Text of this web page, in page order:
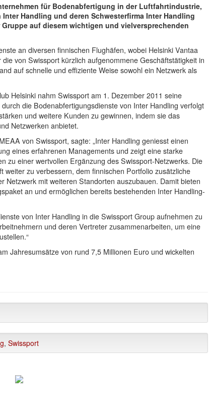
für Bodenabfertigung in der Luftfahrtindustrie,
Handling und deren Schwesterfirma Inter Handling
auf diesem wichtigen und vielversprechenden
an diversen finnischen Flughäfen, wobei Helsinki Vantaa
von Swissport kürzlich aufgenommene Geschäftstätigkeit in
auf schnelle und effiziente Weise sowohl ein Netzwerk als
Helsinki nahm Swissport am 1. Dezember 2011 seine
die Bodenabfertigungsdienste von Inter Handling verfolgt
und weitere Kunden zu gewinnen, indem sie das
Netzwerken anbietet.
von Swissport, sagte: „Inter Handling geniesst einen
eines erfahrenen Managements und zeigt eine starke
zu einer wertvollen Ergänzung des Swissport-Netzwerks. Die
zu verbessern, dem finnischen Portfolio zusätzliche
Netzwerk mit weiteren Standorten auszubauen. Damit bieten
an und ermöglichen bereits bestehenden Inter Handling-
von Inter Handling in die Swissport Group aufnehmen zu
und deren Vertreter zusammenarbeiten, um eine
Jahresumsätze von rund 7,5 Millionen Euro und wickelten
, Swissport